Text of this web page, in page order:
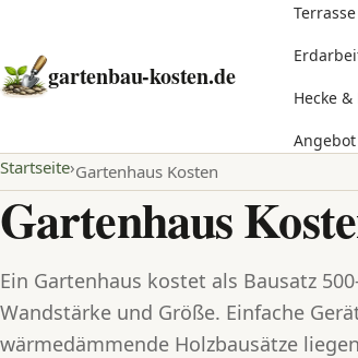
gartenbau-kosten.de
Hecke
Startseite Gartenhaus Kosten
Gartenhaus
Ein Gartenhaus kostet als Bausatz
Wandstärke und Größe. Einfache
wärmedämmende Holzbausätze